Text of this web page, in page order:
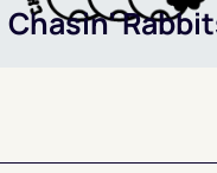
Chasin’